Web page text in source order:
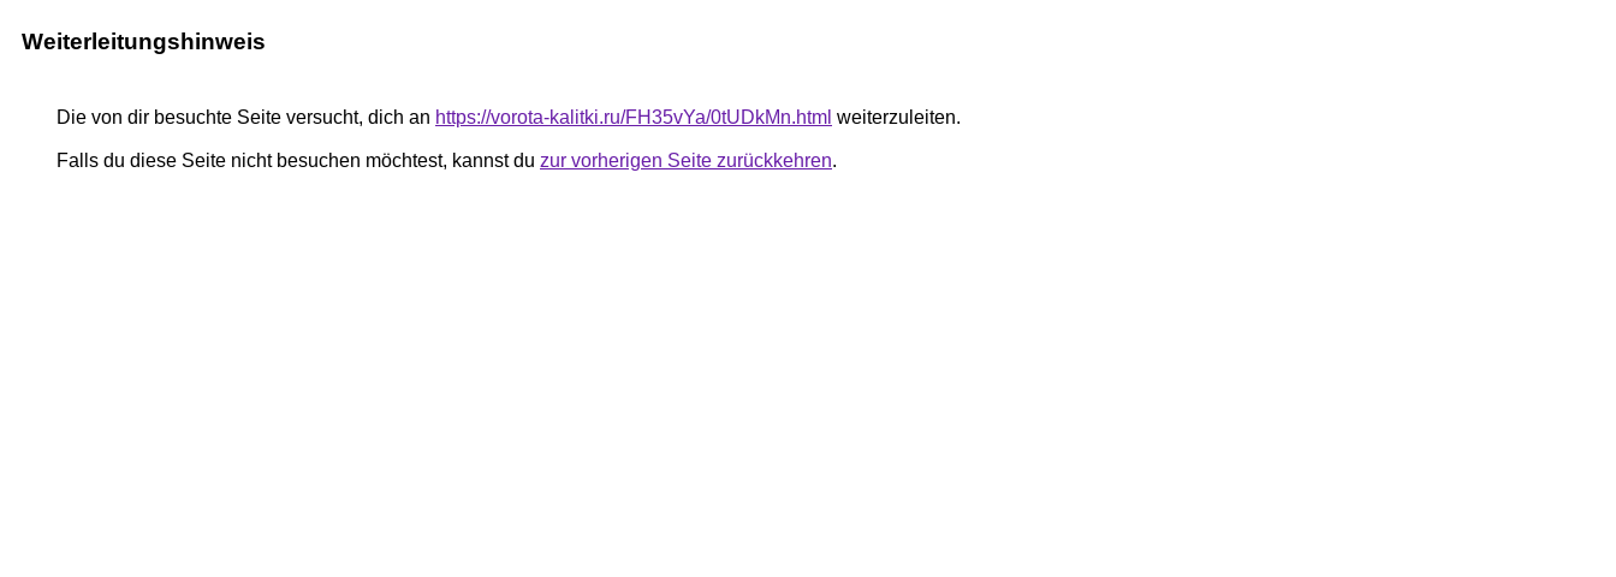
Weiterleitungshinweis
Die von dir besuchte Seite versucht, dich an https://vorota-kalitki.ru/FH35vYa/0tUDkMn.html weiterzuleiten.
Falls du diese Seite nicht besuchen möchtest, kannst du zur vorherigen Seite zurückkehren.